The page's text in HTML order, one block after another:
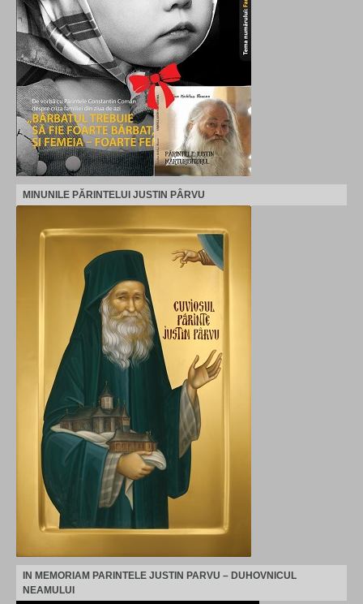
MINUNILE PĂRINTELUI JUSTIN PÂRVU
IN MEMORIAM PARINTELE JUSTIN PARVU – DUHOVNICUL
NEAMULUI